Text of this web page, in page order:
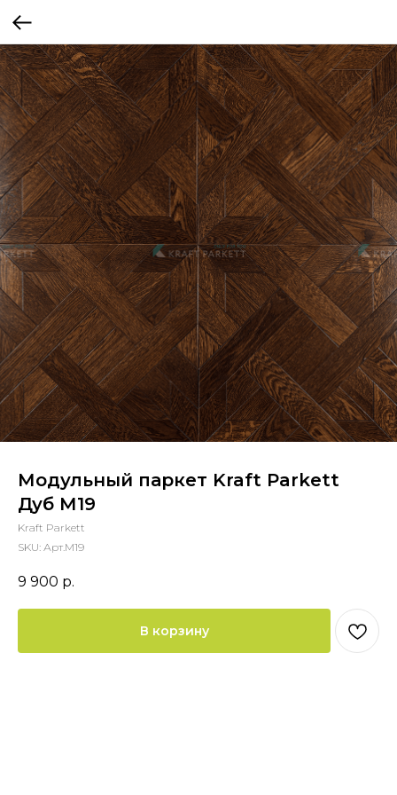
Модульный паркет Kraft Parkett
Дуб М19
Kraft Parkett
SKU: Арт.М19
9 900 р.
В корзину